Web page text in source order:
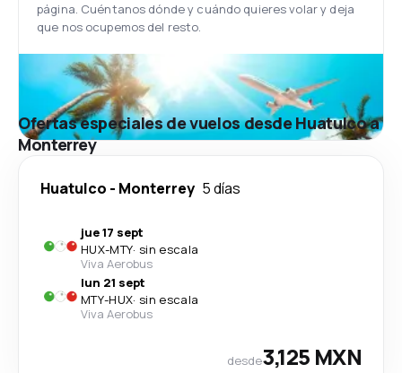
página. Cuéntanos dónde y cuándo quieres volar y deja
que nos ocupemos del resto.
Ofertas especiales de vuelos desde Huatulco a
Monterrey
Huatulco - Monterrey 5 días
jue 17 sept
HUX-MTY· sin escala
Viva Aerobus
lun 21 sept
MTY-HUX· sin escala
Viva Aerobus
desde3,125 MXN